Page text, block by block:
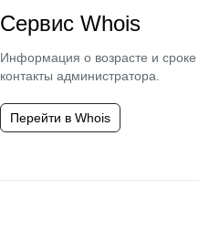
Сервис Whois
Информация о возрасте и сроке
контакты администратора.
Перейти в Whois